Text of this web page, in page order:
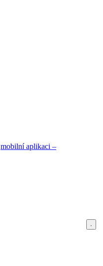
mobilní aplikaci –